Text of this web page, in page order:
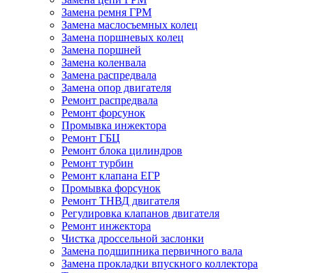
Замена ремня ГРМ
Замена маслосъемных колец
Замена поршневых колец
Замена поршней
Замена коленвала
Замена распредвала
Замена опор двигателя
Ремонт распредвала
Ремонт форсунок
Промывка инжектора
Ремонт ГБЦ
Ремонт блока цилиндров
Ремонт турбин
Ремонт клапана ЕГР
Промывка форсунок
Ремонт ТНВД двигателя
Регулировка клапанов двигателя
Ремонт инжектора
Чистка дроссельной заслонки
Замена подшипника первичного вала
Замена прокладки впускного коллектора